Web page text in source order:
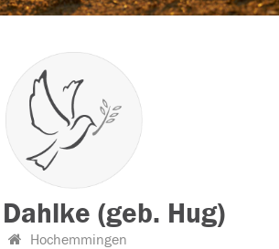
(geb. Hug)
Hochemmingen